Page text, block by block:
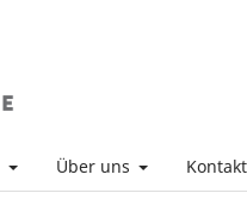
Über uns Kontakt